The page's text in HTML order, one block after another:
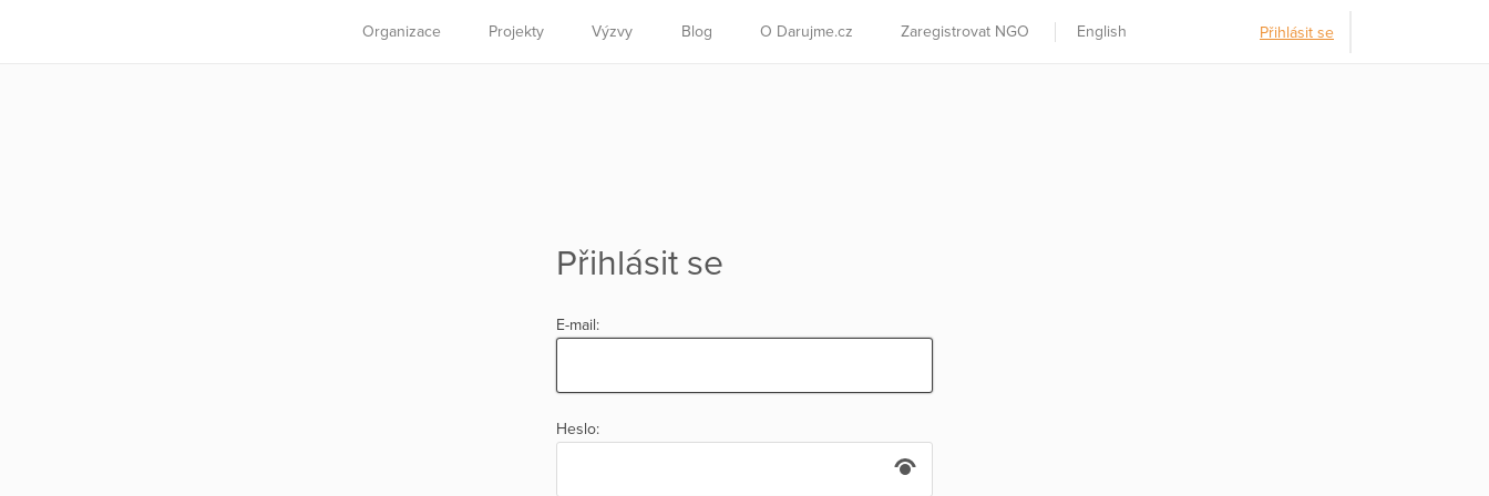
Organizace Projekty Výzvy Blog O Darujme.cz Zaregistrovat NGO English Přihlásit se
Přihlásit se
E-mail:
Heslo: